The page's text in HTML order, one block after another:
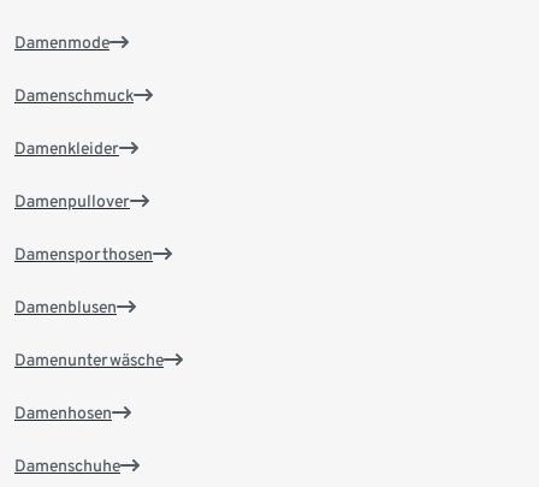
Damenmode
Damenschmuck
Damenkleider
Damenpullover
Damensporthosen
Damenblusen
Damenunterwäsche
Damenhosen
Damenschuhe